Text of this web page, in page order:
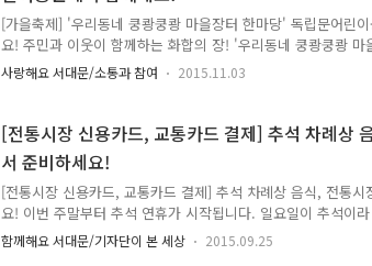
여시·군 : 23개시·군, 50여개 단체 판..
[가을축제] '우리동네 쿵쾅쿵쾅 마을장터 한마당' 독립문어린
요! 주민과 이웃이 함께하는 화합의 장! '우리동네 쿵쾅쿵쾅 마
열립니다. 나눔장터, 자활장터, 사랑장터, 먹거리장터, 체험코
까지 다양하게 준비하였어요. 아기자기하고 소소한 재미가 있
명 : 우리동네 쿵쾅쿵쾅 마을장터 한마당 # 일 시 : 2015. 11.
17:00 (6시간) # 장 소 : 독립문어린이공원 (영천시장 입구) #
자치위원회, 영천신시장사업단 # 내 용 : 나눔장터, 먹거리장터,
및 영천신시장사업단에거 운영중인 토요 동..
사랑해요 서대문/소통과 참여 2015.11.03
[전통시장 신용카드, 교통카드 결제] 추석 차례상
서 준비하세요!
[전통시장 신용카드, 교통카드 결제] 추석 차례상 음식, 전통시
요! 이번 주말부터 추석 연휴가 시작됩니다. 일요일이 추석이
마음이 급해집니다. 차례상을 준비하는 주부들의 발길이 바빠
비 어디서 어떻게 해야 할지 고민이시죠? 서대문구에는 크고 작
함께해요 서대문/기자단이 본 세상 2015.09.25